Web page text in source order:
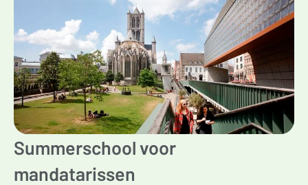
Summerschool voor
mandatarissen